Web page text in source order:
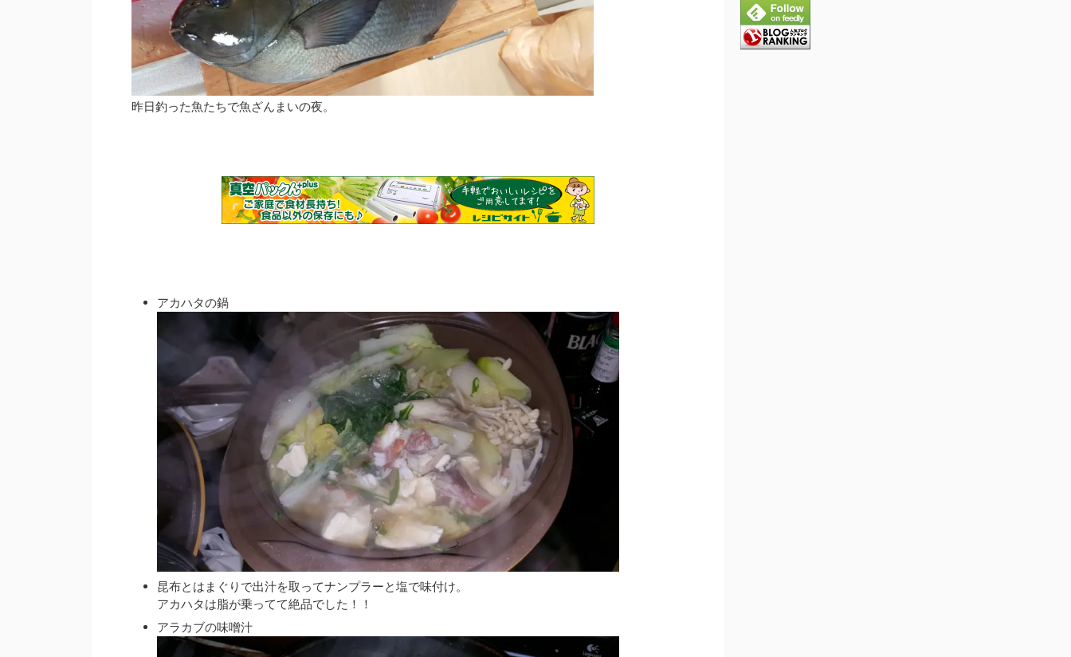
昨日釣った魚たちで魚ざんまいの夜。
アカハタの鍋
昆布とはまぐりで出汁を取ってナンプラーと塩で味付け。
アカハタは脂が乗ってて絶品でした！！
アラカブの味噌汁